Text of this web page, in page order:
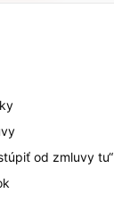
od zmluvy tu“